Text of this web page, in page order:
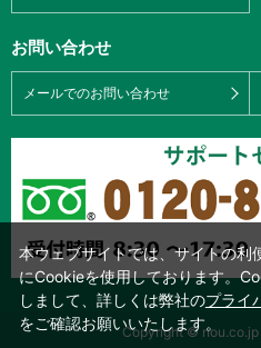
お問い合わせ
メールでのお問い合わせ
Copyright © nou.co.jp
本ウェブサイトでは、サイトの利
にCookieを使用しております。
しまして、詳しくは弊社のプライ
をご確認お願いいたします。